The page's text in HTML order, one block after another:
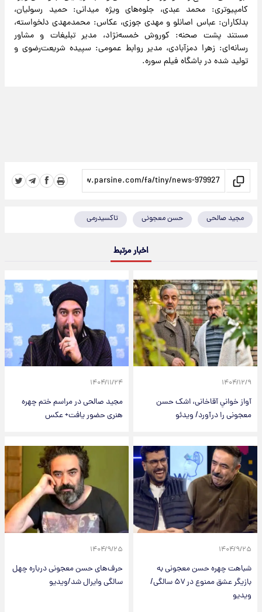
کامپیوتری: محمد عبدی، جلوه‌های ویژه میدانی: حمید رسولیان،
بدلکاران: عباس اصانلو و مهدی جوزی، عکاس: محمدمهدی دلخواسته،
مستند پشت صحنه: کوروش خمسه‌نژاد، مدیر تبلیغات و مشاور
رسانه‌ای: زهرا دمزآبادی، مدیر روابط عمومی: سپیده شریعت‌رضوی و
تولید شده در باشگاه فیلم سوره.
مجید صالحی حسن معجونی تاکسیدرمی
اخبار مرتبط
۱۴۰۴/۱۲/۹
آواز خوانیِ آقاخانی، اشک حسن
معجونی را درآورد/ ویدئو
۱۴۰۴/۱۱/۲۴
مجید صالحی در مراسم ختم چهره
هنری حضور یافت+ عکس
۱۴۰۴/۹/۲۵
شباهت چهره حسن معجونی به
بازیگر عشق ممنوع در ۵۷ سالگی/
ویدیو
۱۴۰۴/۹/۲۵
حرف‌های حسن معجونی درباره چهل
سالگی وایرال شد/ویدیو